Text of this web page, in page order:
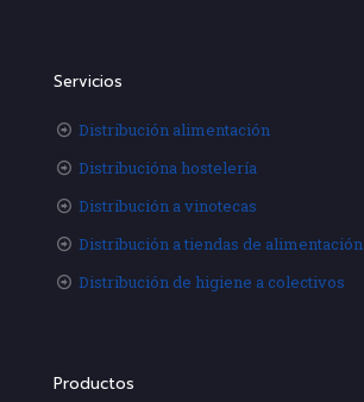
Servicios
Distribución alimentación
Distribucióna hostelería
Distribución a vinotecas
Distribución a tiendas de alimentación
Distribución de higiene a colectivos
Productos